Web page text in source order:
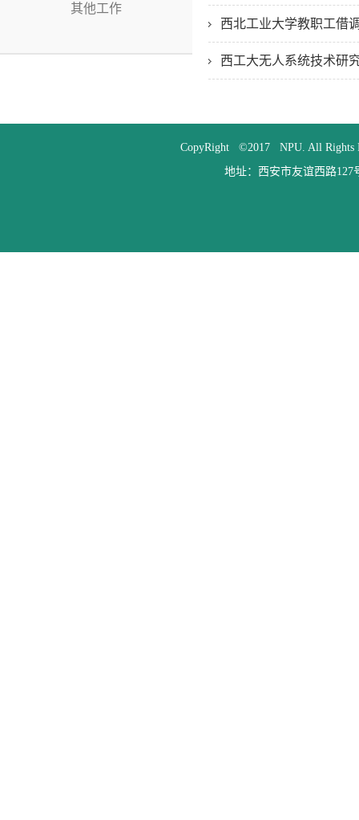
其他工作
西北工业大学教职工借
西工大无人系统技术研
CopyRight ©2017 NPU. All Rights
地址：西安市友谊西路